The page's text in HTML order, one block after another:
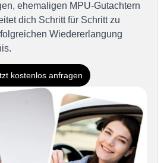
ehemaligen MPU-Gutachtern
dich Schritt für Schritt zu
Wiedererlangung
kostenlos anfragen